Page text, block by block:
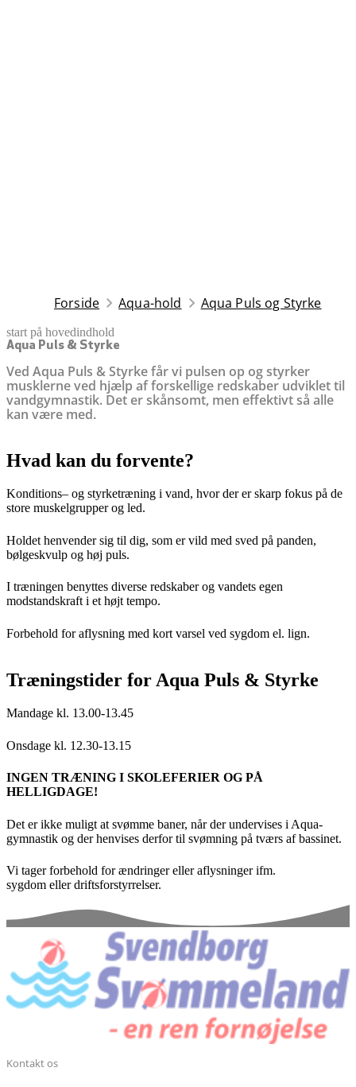
Forside Aqua-hold Aqua Puls og Styrke
start på hovedindhold
Aqua Puls & Styrke
Ved Aqua Puls & Styrke får vi pulsen op og styrker
musklerne ved hjælp af forskellige redskaber udviklet til
vandgymnastik. Det er skånsomt, men effektivt så alle
kan være med.
senest opdateret 25. november 2025
Hvad kan du forvente?
Konditions– og styrketræning i vand, hvor der er skarp fokus på de
store muskelgrupper og led.
Holdet henvender sig til dig, som er vild med sved på panden,
bølgeskvulp og høj puls.
I træningen benyttes diverse redskaber og vandets egen
modstandskraft i et højt tempo.
Forbehold for aflysning med kort varsel ved sygdom el. lign.
Træningstider for Aqua Puls & Styrke
Mandage kl. 13.00-13.45
Onsdage kl. 12.30-13.15
INGEN TRÆNING I SKOLEFERIER OG PÅ
HELLIGDAGE!
Det er ikke muligt at svømme baner, når der undervises i Aqua-
gymnastik og der henvises derfor til svømning på tværs af bassinet.
Vi tager forbehold for ændringer eller aflysninger ifm.
sygdom eller driftsforstyrrelser.
Kontakt os